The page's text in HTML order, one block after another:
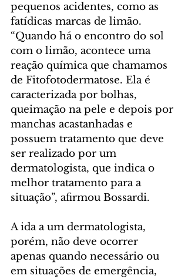
pequenos acidentes, como as
fatídicas marcas de limão.
“Quando há o encontro do sol
com o limão, acontece uma
reação química que chamamos
de Fitofotodermatose. Ela é
caracterizada por bolhas,
queimação na pele e depois por
manchas acastanhadas e
possuem tratamento que deve
ser realizado por um
dermatologista, que indica o
melhor tratamento para a
situação”, afirmou Bossardi.
A ida a um dermatologista,
porém, não deve ocorrer
apenas quando necessário ou
em situações de emergência,